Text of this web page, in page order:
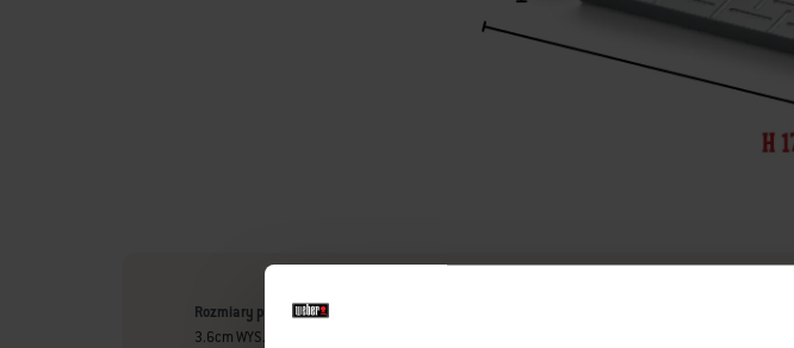
Rozmiary po wyjęciu z opakowania
3.6cm WYS. x 30cm SZER. x 44cm DŁ.